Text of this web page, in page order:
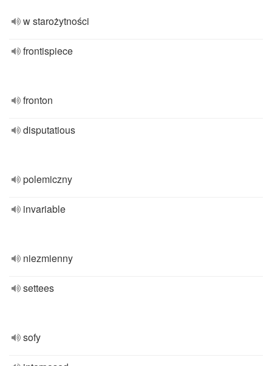
w starożytności
frontispiece
fronton
disputatious
polemiczny
invariable
niezmienny
settees
sofy